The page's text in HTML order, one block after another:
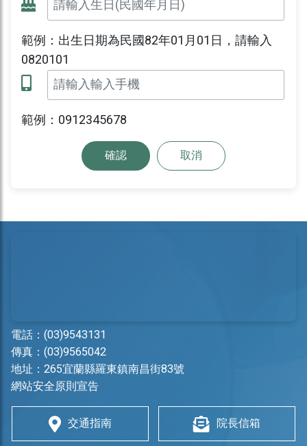
範例：出生日期為民國82年01月01日，請輸入
0820101
範例：0912345678
確認 取消
電話： (03)9543131
傳真：(03)9565042
地址： 265宜蘭縣羅東鎮南昌街83號
網站安全原則宣告
交通指南 院長信箱